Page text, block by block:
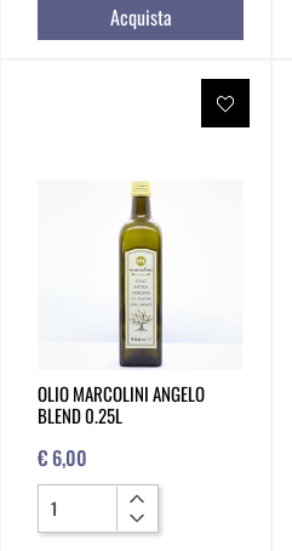
Acquista
OLIO MARCOLINI ANGELO
BLEND 0.25L
€ 6,00
Quantità